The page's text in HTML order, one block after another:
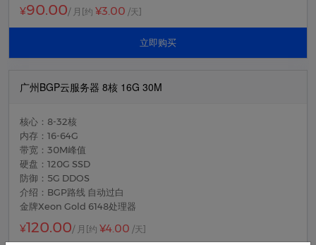
¥90.00/ 月 [约 ¥3.00 /天]
立即购买
广州BGP云服务器 8核 16G 30M
核心：8-32核
内存：16-64G
带宽：30M峰值
硬盘：120G SSD
防御：5G DDOS
介绍：BGP路线 自动过白
金牌Xeon Gold 6148处理器
¥120.00/ 月 [约 ¥4.00 /天]